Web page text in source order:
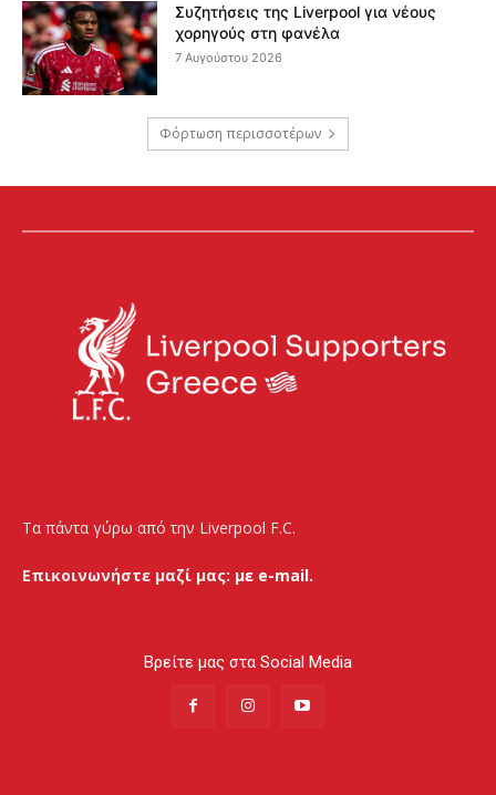
Συζητήσεις της Liverpool για νέους
χορηγούς στη φανέλα
7 Αυγούστου 2026
Φόρτωση περισσοτέρων
Τα πάντα γύρω από την Liverpool F.C.
Επικοινωνήστε μαζί μας: με e-mail.
Βρείτε μας στα Social Media